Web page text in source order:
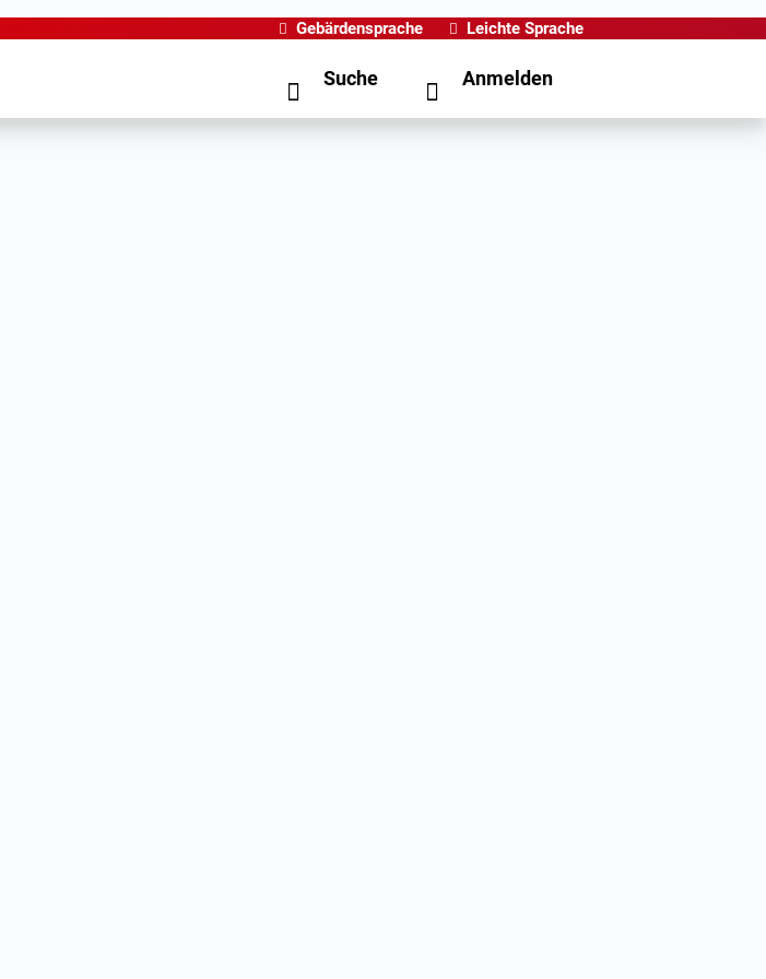
Gebärdensprache Leichte Sprache
Suche Anmelden